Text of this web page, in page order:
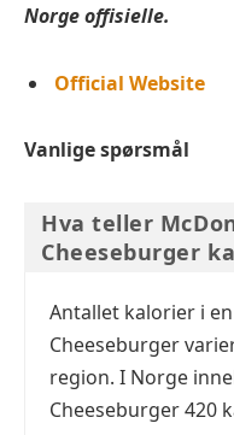
Norge offisielle.
Official Website
Vanlige spørsmål
Hva teller
Cheeseburger
Antallet kalorier i
Cheeseburger
region. I Norge
Cheeseburger 420